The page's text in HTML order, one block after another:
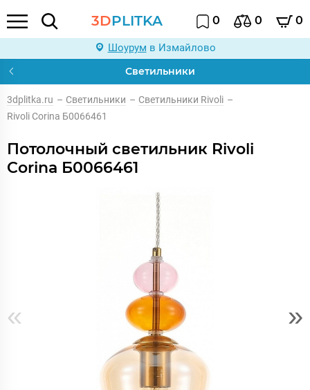
3DPLITKA 0 0 0
Шоурум в Измайлово
Светильники
3dplitka.ru – Светильники – Светильники Rivoli –
Rivoli Corina Б0066461
Потолочный светильник Rivoli
Corina Б0066461
« »